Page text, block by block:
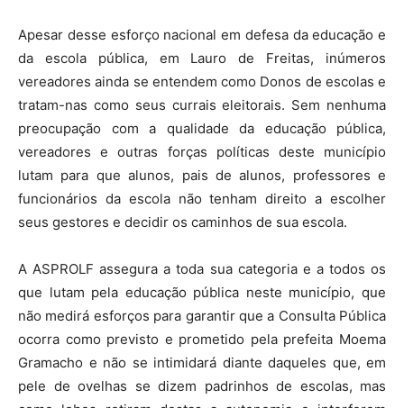
Apesar desse esforço nacional em defesa da educação e
da escola pública, em Lauro de Freitas, inúmeros
vereadores ainda se entendem como Donos de escolas e
tratam-nas como seus currais eleitorais. Sem nenhuma
preocupação com a qualidade da educação pública,
vereadores e outras forças políticas deste município
lutam para que alunos, pais de alunos, professores e
funcionários da escola não tenham direito a escolher
seus gestores e decidir os caminhos de sua escola.
A ASPROLF assegura a toda sua categoria e a todos os
que lutam pela educação pública neste município, que
não medirá esforços para garantir que a Consulta Pública
ocorra como previsto e prometido pela prefeita Moema
Gramacho e não se intimidará diante daqueles que, em
pele de ovelhas se dizem padrinhos de escolas, mas